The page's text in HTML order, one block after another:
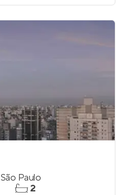
São Paulo
2